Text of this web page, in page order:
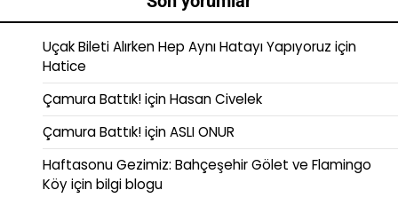
Uçak Bileti Alırken Hep Aynı Hatayı Yapıyoruz için
Hatice
Çamura Battık!içinHasan Civelek
Çamura Battık!içinASLI ONUR
Haftasonu Gezimiz: Bahçeşehir Gölet ve Flamingo
Köyiçinbilgi blogu